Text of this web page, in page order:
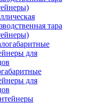
тара
для